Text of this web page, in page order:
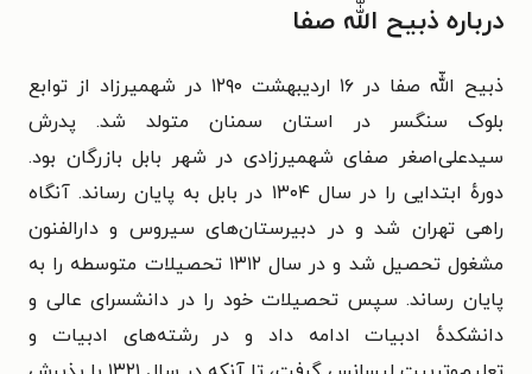
درباره ذبیح‌ اللّه صفا
ذبیح‌ اللّه صفا در ۱۶ اردیبهشت ۱۲۹۰ در شهمیرزاد از توابع
بلوک سنگسر در استان سمنان متولد شد. پدرش
سیدعلی‌اصغر صفای شهمیرزادی در شهر بابل بازرگان بود.
دورهٔ ابتدایی را در سال ۱۳۰۴ در بابل به پایان رساند. آنگاه
راهی تهران شد و در دبیرستان‌های سیروس و دارالفنون
مشغول تحصیل شد و در سال ۱۳۱۲ تحصیلات متوسطه را به
پایان رساند. سپس تحصیلات خود را در دانشسرای عالی و
دانشکدهٔ ادبیات ادامه داد و در رشته‌های ادبیات و